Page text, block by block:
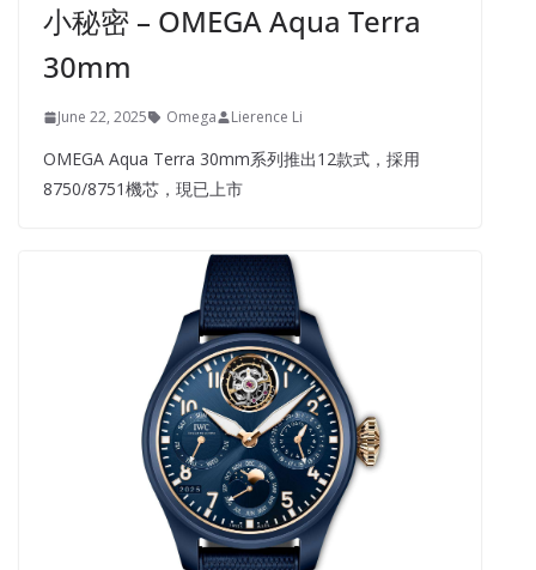
小秘密 – OMEGA Aqua Terra
30mm
June 22, 2025 Omega Lierence Li
OMEGA Aqua Terra 30mm系列推出12款式，採用
8750/8751機芯，現已上市